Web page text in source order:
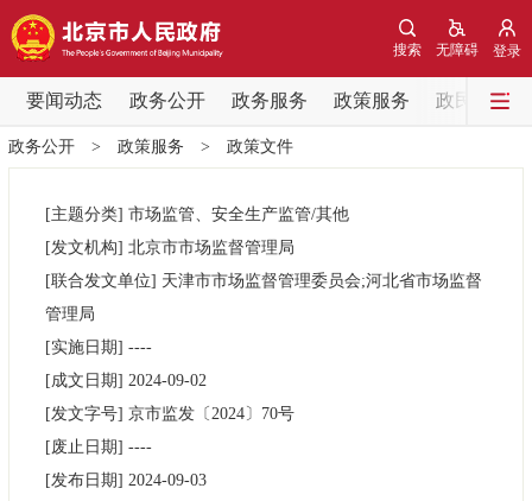
登录
无障碍
搜索
要闻动态 政务公开 政务服务 政策服务 政民互动
要闻动态
党中央精神 国务院信息
北京要闻 会议信息
政务公开
市领导 机构职能
政策兑现
政务公开> 政策服务 > 政策文件
[主题分类] 市场监管、安全生产监管/其他
[发文机构] 北京市市场监督管理局
[联合发文单位] 天津市市场监督管理委员会;河北省市场监督
管理局
[实施日期] ----
[成文日期] 2024-09-02
[发文字号] 京市监发〔2024〕 70号
[废止日期] ----
[发布日期] 2024-09-03